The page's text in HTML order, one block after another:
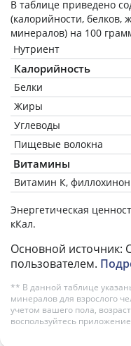
В таблице приведено
(калорийности, белков,
минералов) на 100
Нутриент
Калорийность
Белки
Жиры
Углеводы
Пищевые волокна
Витамины
Витамин К, филлохинон
Энергетическая
кКал.
Основной источник:
пользователем.
** В данной таблице
минералов для взрослого
учетом вашего пола,
воспользуйтесь